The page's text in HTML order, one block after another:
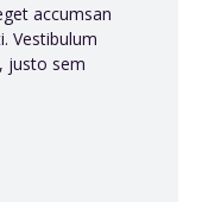
accumsan
Vestibulum
justo sem